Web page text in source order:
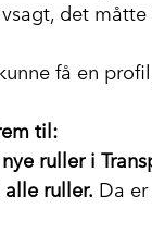
det
få en
til:
nye ruller i
ruller. Da